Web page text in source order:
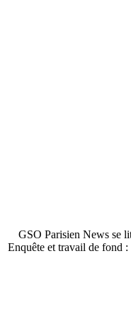
GSO Parisien News se
Enquête et travail de fond :